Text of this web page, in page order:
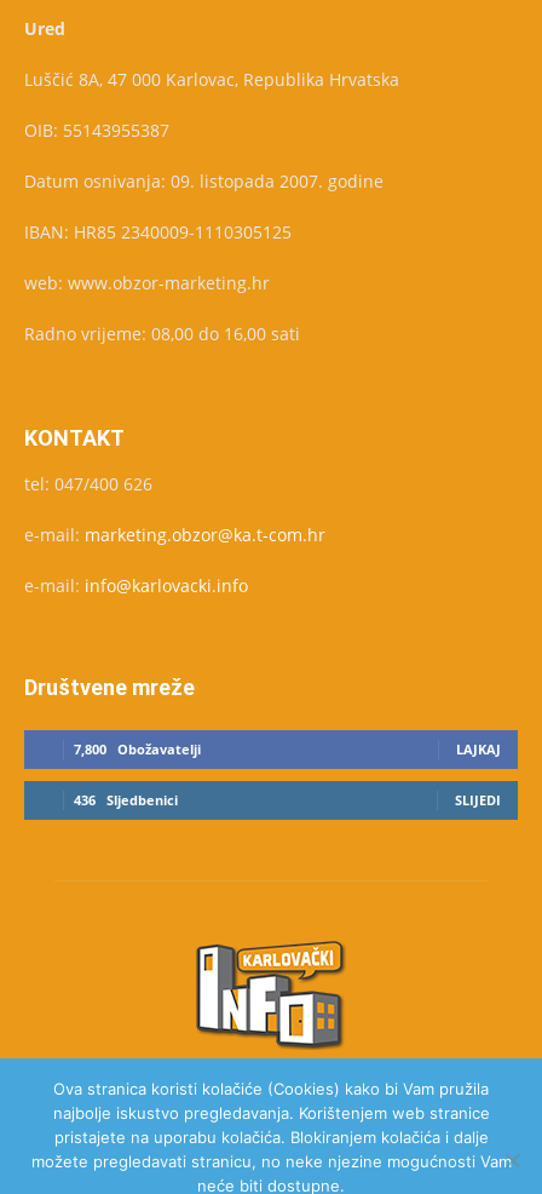
Ured
Luščić 8A, 47 000 Karlovac, Republika Hrvatska
OIB: 55143955387
Datum osnivanja: 09. listopada 2007. godine
IBAN: HR85 2340009-1110305125
web: www.obzor-marketing.hr
Radno vrijeme: 08,00 do 16,00 sati
KONTAKT
tel: 047/400 626
e-mail: marketing.obzor@ka.t-com.hr
e-mail: info@karlovacki.info
Društvene mreže
7,800 Obožavatelji LAJKAJ
436 Sljedbenici SLIJEDI
O NAMA
Ova stranica koristi kolačiće (Cookies) kako bi Vam pružila
najbolje iskustvo pregledavanja. Korištenjem web stranice
pristajete na uporabu kolačića. Blokiranjem kolačića i dalje
možete pregledavati stranicu, no neke njezine mogućnosti Vam
neće biti dostupne.